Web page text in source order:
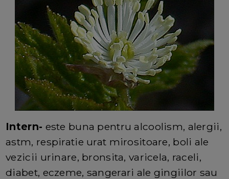
Intern- este buna pentru alcoolism, alergii,
astm, respiratie urat mirositoare, boli ale
vezicii urinare, bronsita, varicela, raceli,
diabet, eczeme, sangerari ale gingiilor sau